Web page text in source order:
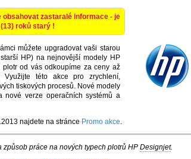
obsahovat zastaralé informace - je
roků starý !
můžete upgradovat vaši starou
HP) na nejnovější modely HP
od vás odkoupíme za ceny až
Využijte této akce pro zrychlení,
tiskových procesů. Nové modely
nové verze operačních systémů a
najdete na stránce Promo akce.
práce na nových typech plotrů HP Designjet.